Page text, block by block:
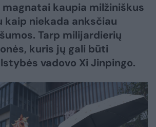
magnatai kaupia milžiniškus
niekada anksčiau
Tarp milijardierių
kuris jų gali būti
vadovo Xi Jinpingo.